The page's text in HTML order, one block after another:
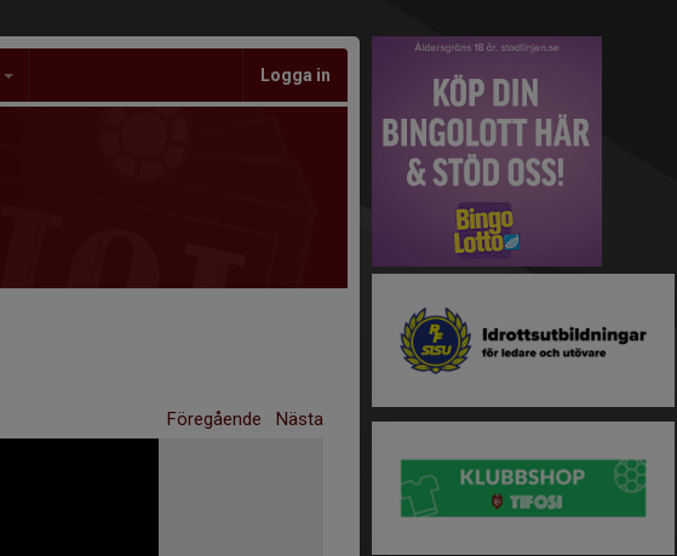
Logga in
Föregående Nästa